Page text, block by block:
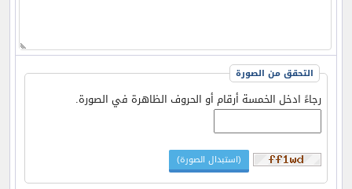
التحقق من الصورة
رجاءً ادخل الخمسة أرقام أو الحروف الظاهرة في الصورة.